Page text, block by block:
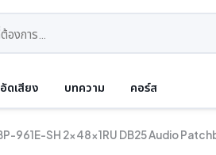
ดเสียง บทความ คอร์ส
961E-SH 2x48x1RU DB25 Audio